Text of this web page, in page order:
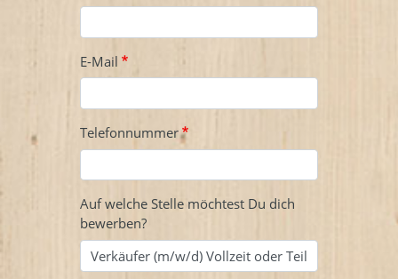
E-Mail
Telefonnummer
Auf welche Stelle möchtest Du dich
bewerben?